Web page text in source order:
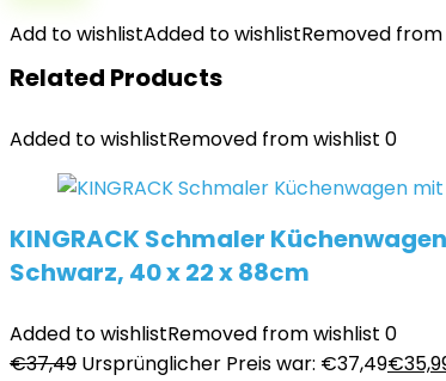
Add to wishlistAdded to wishlistRemoved from
Related Products
Added to wishlistRemoved from wishlist 0
KINGRACK Schmaler
Schwarz, 40 x 22 x 88cm
Added to wishlistRemoved from wishlist 0
€37,49 Ursprünglicher Preis war: €37,49€